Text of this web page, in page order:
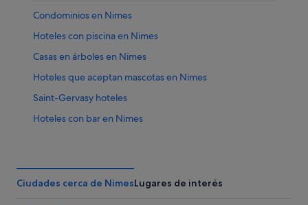
Condominios en Nimes
Hoteles con piscina en Nimes
Casas en árboles en Nimes
Hoteles que aceptan mascotas en Nimes
Saint-Gervasy hoteles
Hoteles con bar en Nimes
Hoteles boutique en Nimes
Ciudades cerca de NimesLugares de interés